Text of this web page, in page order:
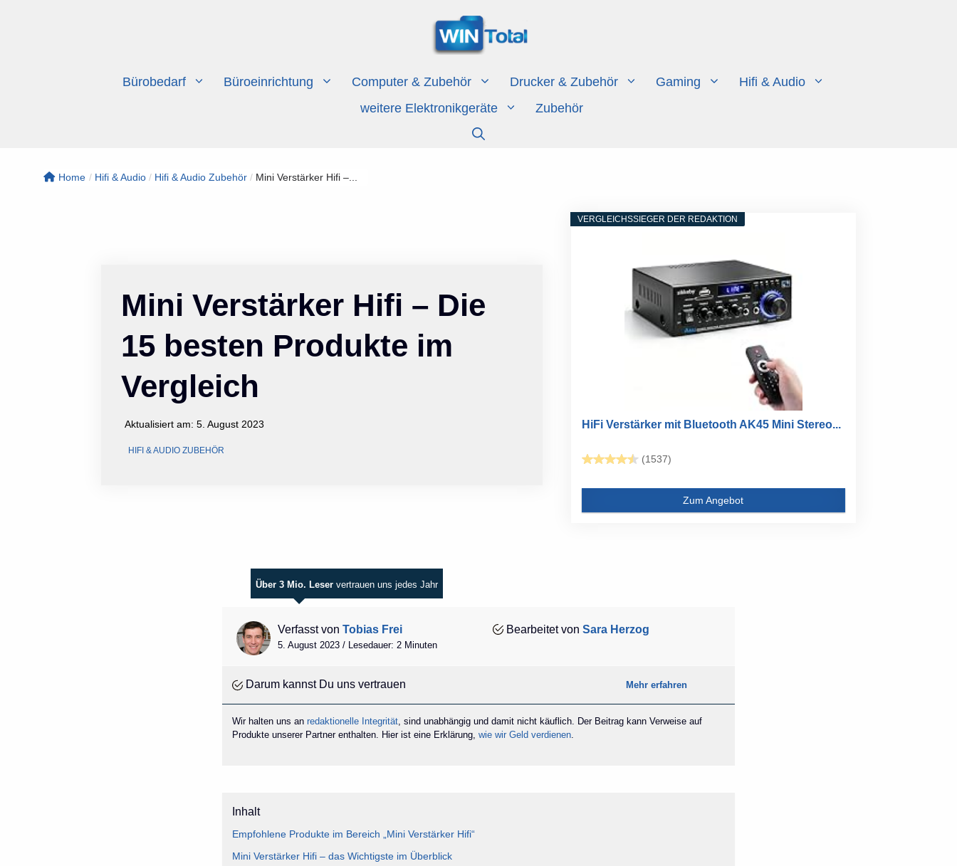
Bürobedarf Büroeinrichtung Computer & Zubehör Drucker & Zubehör Gaming
Hifi & Audio
weitere Elektronikgeräte
Zubehör
Home / Hifi & Audio / Hifi & Audio Zubehör / Mini Verstärker Hifi –...
Mini Verstärker Hifi – Die
15 besten Produkte im
Vergleich
Aktualisiert am:5. August 2023
HIFI & AUDIO ZUBEHÖR
VERGLEICHSSIEGER DER REDAKTION
HiFi Verstärker mit Bluetooth AK45 Mini Stereo...
(1537)
Zum Angebot
Über 3 Mio. Leser vertrauen uns jedes Jahr
Verfasst von Tobias Frei
5. August 2023 / Lesedauer: 2 Minuten
Bearbeitet von Sara Herzog
Darum kannst Du uns vertrauen Mehr erfahren
Wir halten uns anredaktionelle Integrität, sind unabhängig und damit nicht käuflich. Der Beitrag kann Verweise auf
Produkte unserer Partner enthalten. Hier ist eine Erklärung,wie wir Geld verdienen.
Inhalt
Empfohlene Produkte im Bereich „Mini Verstärker Hifi“
Mini Verstärker Hifi – das Wichtigste im Überblick